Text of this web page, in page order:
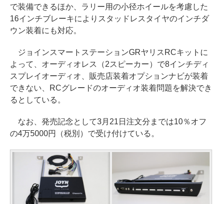
で装備できるほか、ラリー用の小径ホイールを考慮した
16インチブレーキによりスタッドレスタイヤのインチダ
ウン装着にも対応。
ジョインスマートステーションGRヤリスRCキットに
よって、オーディオレス（2スピーカー）で8インチディ
スプレイオーディオ、販売店装着オプションナビが装着
できない、RCグレードのオーディオ装着問題を解決でき
るとしている。
なお、発売記念として3月21日注文分までは10％オフ
の4万5000円（税別）で受け付けている。